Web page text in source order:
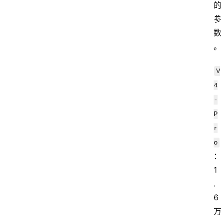
的
参
数
。
V
4
-
P
r
o
：
1
.
6
万